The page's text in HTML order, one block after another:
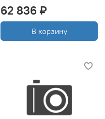
62 836 ₽
В корзину